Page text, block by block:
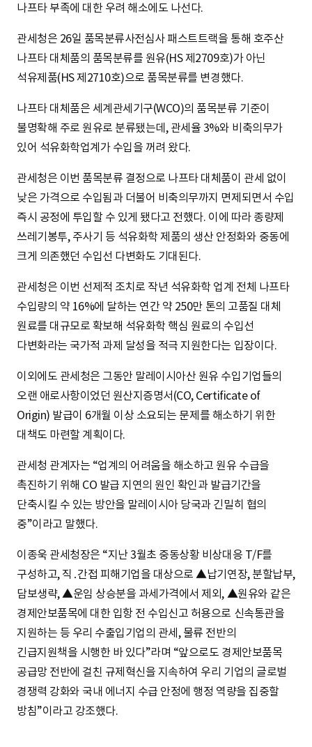
나프타 부족에 대한 우려 해소에도 나선다.
관세청은 26일 품목분류사전심사 패스트트랙을 통해 호주산
나프타 대체품의 품목분류를 원유(HS 제2709호)가 아닌
석유제품(HS 제2710호)으로 품목분류를 변경했다.
나프타 대체품은 세계관세기구(WCO)의 품목분류 기준이
불명확해 주로 원유로 분류됐는데, 관세율 3%와 비축의무가
있어 석유화학업계가 수입을 꺼려 왔다.
관세청은 이번 품목분류 결정으로 나프타 대체품이 관세 없이
낮은 가격으로 수입됨과 더불어 비축의무까지 면제되면서 수입
즉시 공정에 투입할 수 있게 됐다고 전했다. 이에 따라 종량제
쓰레기봉투, 주사기 등 석유화학 제품의 생산 안정화와 중동에
크게 의존했던 수입선 다변화도 기대된다.
관세청은 이번 선제적 조치로 작년 석유화학 업계 전체 나프타
수입량의 약 16%에 달하는 연간 약 250만 톤의 고품질 대체
원료를 대규모로 확보해 석유화학 핵심 원료의 수입선
다변화라는 국가적 과제 달성을 적극 지원한다는 입장이다.
이외에도 관세청은 그동안 말레이시아산 원유 수입기업들의
오랜 애로사항이었던 원산지증명서(CO, Certificate of
Origin) 발급이 6개월 이상 소요되는 문제를 해소하기 위한
대책도 마련할 계획이다.
관세청 관계자는 “업계의 어려움을 해소하고 원유 수급을
촉진하기 위해 CO 발급 지연의 원인 확인과 발급기간을
단축시킬 수 있는 방안을 말레이시아 당국과 긴밀히 협의
중”이라고 말했다.
이종욱 관세청장은 “지난 3월초 중동상황 비상대응 T/F를
구성하고, 직․간접 피해기업을 대상으로 ▲납기연장, 분할납부,
담보생략, ▲운임 상승분을 과세가격에서 제외, ▲원유와 같은
경제안보품목에 대한 입항 전 수입신고 허용으로 신속통관을
지원하는 등 우리 수출입기업의 관세, 물류 전반의
긴급지원책을 시행한 바 있다”라며 “앞으로도 경제안보품목
공급망 전반에 걸친 규제혁신을 지속하여 우리 기업의 글로벌
경쟁력 강화와 국내 에너지 수급 안정에 행정 역량을 집중할
방침”이라고 강조했다.